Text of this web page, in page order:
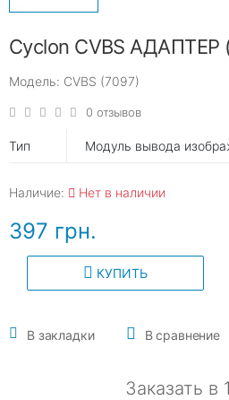
Cyclon CVBS АДАПТЕР
Модель: CVBS (7097)
0 отзывов
Тип Модуль вывода
Наличие: Нет в наличии
397 грн.
КУПИТЬ
В закладки В сравнение
Заказать в